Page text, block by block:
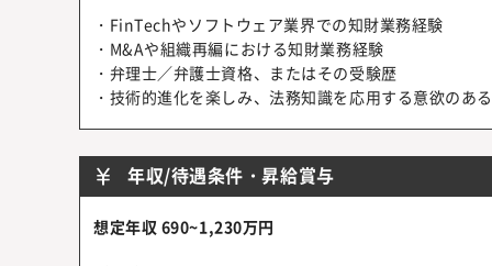
・FinTechやソフトウェア業界での知財業務経験
・M&Aや組織再編における知財業務経験
・弁理士／弁護士資格、またはその受験歴
・技術的進化を楽しみ、法務知識を応用する意欲のあ
年収/待遇条件・昇給賞与
想定年収 690~1,230万円